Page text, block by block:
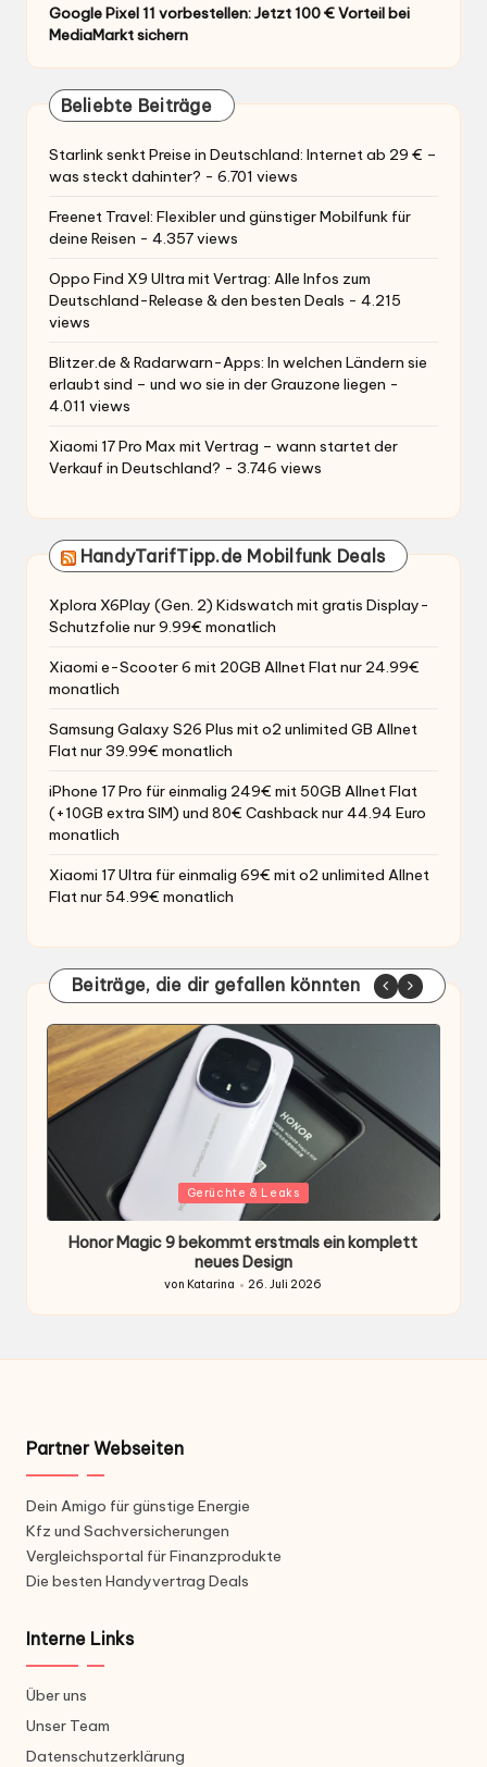
Google Pixel 11 vorbestellen: Jetzt 100 € Vorteil bei
MediaMarkt sichern
Beliebte Beiträge
Starlink senkt Preise in Deutschland: Internet ab 29 € –
was steckt dahinter? - 6.701 views
Freenet Travel: Flexibler und günstiger Mobilfunk für
deine Reisen - 4.357 views
Oppo Find X9 Ultra mit Vertrag: Alle Infos zum
Deutschland-Release & den besten Deals - 4.215
views
Blitzer.de & Radarwarn-Apps: In welchen Ländern sie
erlaubt sind – und wo sie in der Grauzone liegen -
4.011 views
Xiaomi 17 Pro Max mit Vertrag – wann startet der
Verkauf in Deutschland? - 3.746 views
HandyTarifTipp.de Mobilfunk Deals
Xplora X6Play (Gen. 2) Kidswatch mit gratis Display-
Schutzfolie nur 9.99€ monatlich
Xiaomi e-Scooter 6 mit 20GB Allnet Flat nur 24.99€
monatlich
Samsung Galaxy S26 Plus mit o2 unlimited GB Allnet
Flat nur 39.99€ monatlich
iPhone 17 Pro für einmalig 249€ mit 50GB Allnet Flat
(+10GB extra SIM) und 80€ Cashback nur 44.94 Euro
monatlich
Xiaomi 17 Ultra für einmalig 69€ mit o2 unlimited Allnet
Flat nur 54.99€ monatlich
Beiträge, die dir gefallen könnten
Gepostet
Gerüchte & Leaks
Honor Magic 9 bekommt erstmals ein komplett
neues Design
von
von Katarina 26. Juli 2026
Partner Webseiten
Dein Amigo für günstige Energie
Kfz und Sachversicherungen
Vergleichsportal für Finanzprodukte
Die besten Handyvertrag Deals
Interne Links
Über uns
Unser Team
Datenschutzerklärung